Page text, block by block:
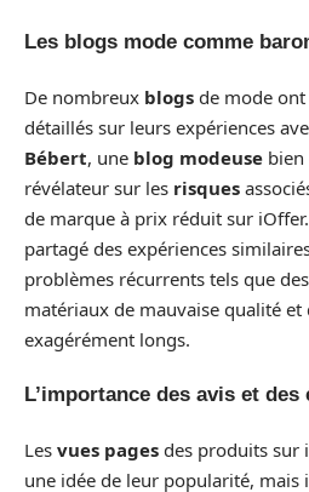
Les blogs mode comme
De nombreux blogs de mode ont
détaillés sur leurs expériences
Bébert, une blog modeuse bien
révélateur sur les risques
de marque à prix réduit sur iOffer.
partagé des expériences
problèmes récurrents tels que
matériaux de mauvaise qualité et
exagérément longs.
L’importance des avis et
Les vues pages des produits sur
une idée de leur popularité, mais